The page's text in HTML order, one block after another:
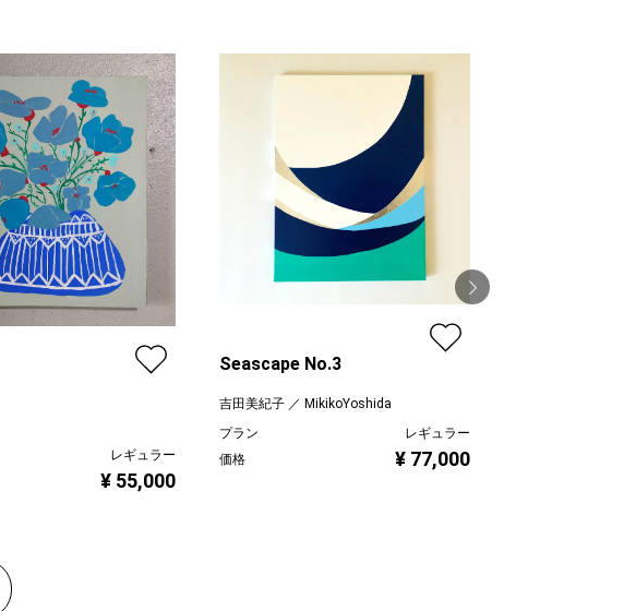
レギュラー
¥ 55,000
Seascape No.3
吉田美紀子 ／ MikikoYoshida
プラン
レギュラー
価格
¥ 77,000